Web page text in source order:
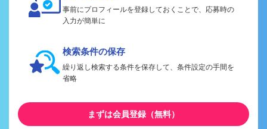
事前にプロフィールを登録しておくことで、応募時の
入力が簡単に
検索条件の保存
繰り返し検索する条件を保存して、条件設定の手間を
省略
まずは会員登録（無料）